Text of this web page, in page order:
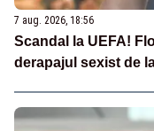
7 aug. 2026, 18:56
Scandal la UEFA!
derapajul sexist de